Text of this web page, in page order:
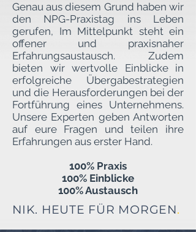
Genau aus diesem Grund haben wir
den NPG-Praxistag ins Leben
gerufen, Im Mittelpunkt steht ein
offener und praxisnaher
Erfahrungsaustausch. Zudem
bieten wir wertvolle Einblicke in
erfolgreiche Übergabestrategien
und die Herausforderungen bei der
Fortführung eines Unternehmens.
Unsere Experten geben Antworten
auf eure Fragen und teilen ihre
Erfahrungen aus erster Hand.
100% Praxis
100% Einblicke
100% Austausch
NIK. HEUTE FÜR MORGEN.